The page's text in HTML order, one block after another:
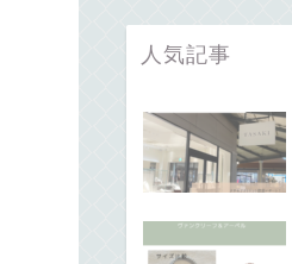
人気記事